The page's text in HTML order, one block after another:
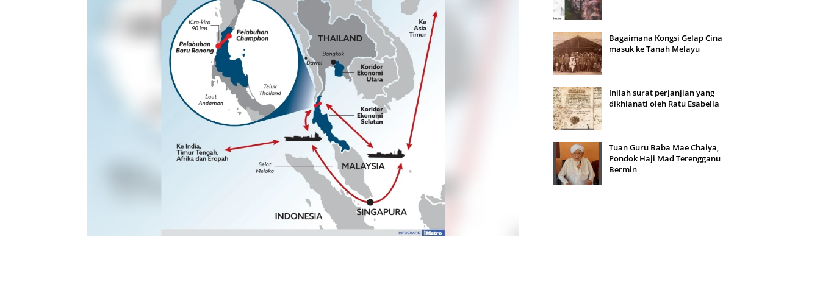
Bagaimana Kongsi Gelap Cina
masuk ke Tanah Melayu
Inilah surat perjanjian yang
dikhianati oleh Ratu Esabella
Tuan Guru Baba Mae Chaiya,
Pondok Haji Mad Terengganu
Bermin